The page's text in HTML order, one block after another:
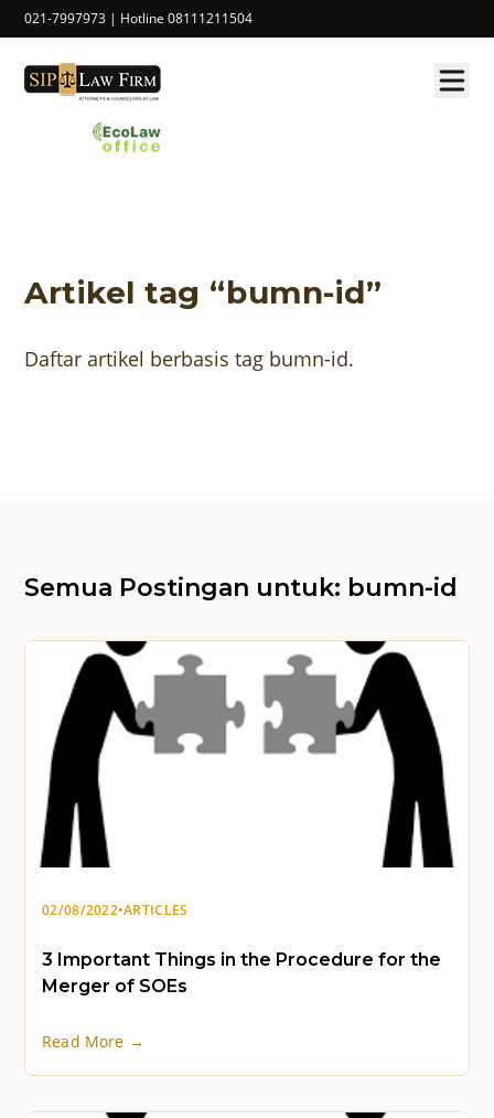
021-7997973 | Hotline 08111211504
Artikel tag “bumn-id”
Daftar artikel berbasis tag bumn-id.
Semua Postingan untuk: bumn-id
02/08/2022•ARTICLES
3 Important Things in the Procedure for the
Merger of SOEs
Read More →